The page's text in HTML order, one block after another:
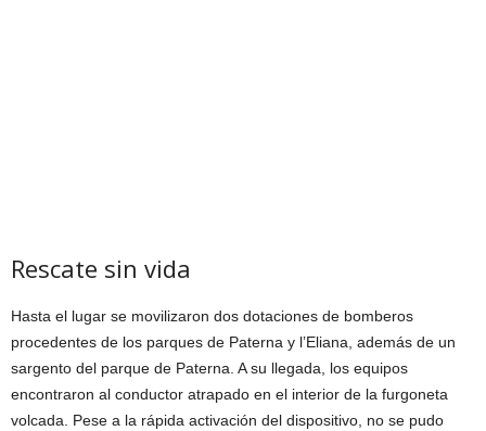
Rescate sin vida
Hasta el lugar se movilizaron dos dotaciones de bomberos
procedentes de los parques de Paterna y l’Eliana, además de un
sargento del parque de Paterna. A su llegada, los equipos
encontraron al conductor atrapado en el interior de la furgoneta
volcada. Pese a la rápida activación del dispositivo, no se pudo